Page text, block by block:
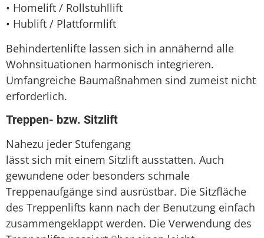
• Homelift / Rollstuhllift
• Hublift / Plattformlift
Behindertenlifte lassen sich in annähernd alle
Wohnsituationen harmonisch integrieren.
Umfangreiche Baumaßnahmen sind zumeist nicht
erforderlich.
Treppen- bzw. Sitzlift
Nahezu jeder Stufengang
lässt sich mit einem Sitzlift ausstatten. Auch
gewundene oder besonders schmale
Treppenaufgänge sind ausrüstbar. Die Sitzfläche
des Treppenlifts kann nach der Benutzung einfach
zusammengeklappt werden. Die Verwendung des